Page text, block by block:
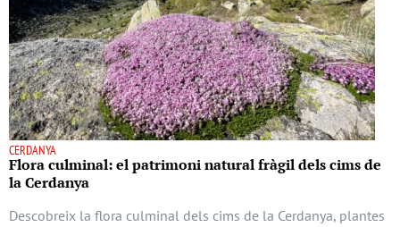
CERDANYA
Flora culminal: el patrimoni natural fràgil dels cims de
la Cerdanya
Descobreix la flora culminal dels cims de la Cerdanya, plantes